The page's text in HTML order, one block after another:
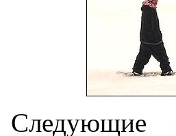
Следующие